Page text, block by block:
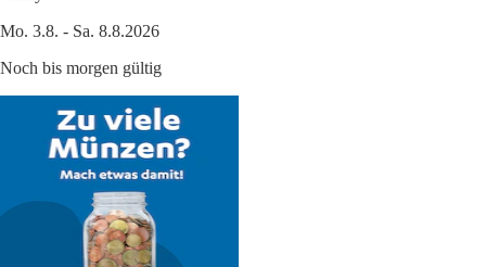
Mo. 3.8. - Sa. 8.8.2026
Noch bis morgen gültig